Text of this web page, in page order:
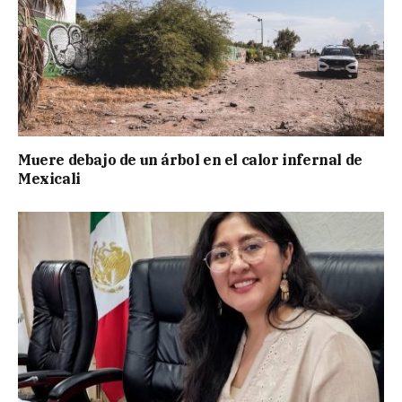
Muere debajo de un árbol en el calor infernal de
Mexicali